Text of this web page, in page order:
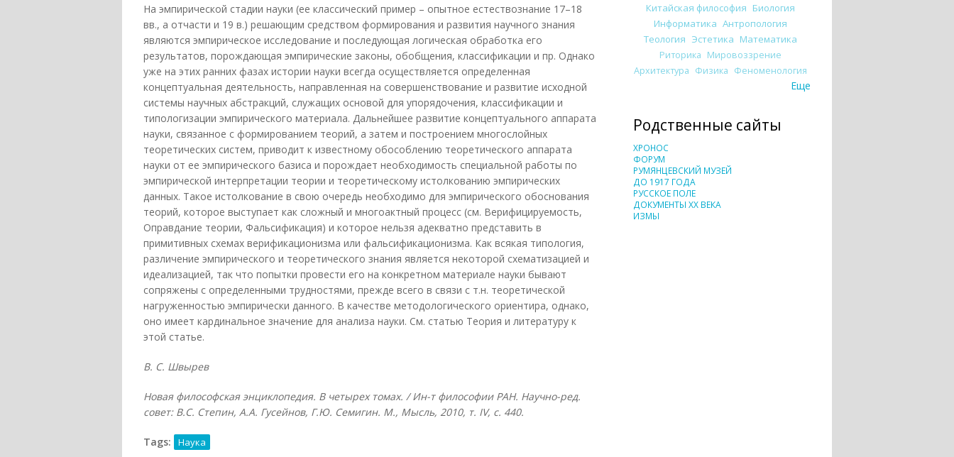
На эмпирической стадии науки (ее классический пример – опытное естествознание 17–18
вв., а отчасти и 19 в.) решающим средством формирования и развития научного знания
являются эмпирическое исследование и последующая логическая обработка его
результатов, порождающая эмпирические законы, обобщения, классификации и пр. Однако
уже на этих ранних фазах истории науки всегда осуществляется определенная
концептуальная деятельность, направленная на совершенствование и развитие исходной
системы научных абстракций, служащих основой для упорядочения, классификации и
типологизации эмпирического материала. Дальнейшее развитие концептуального аппарата
науки, связанное с формированием теорий, а затем и построением многослойных
теоретических систем, приводит к известному обособлению теоретического аппарата
науки от ее эмпирического базиса и порождает необходимость специальной работы по
эмпирической интерпретации теории и теоретическому истолкованию эмпирических
данных. Такое истолкование в свою очередь необходимо для эмпирического обоснования
теорий, которое выступает как сложный и многоактный процесс (см. Верифицируемость,
Оправдание теории, Фальсификация) и которое нельзя адекватно представить в
примитивных схемах верификационизма или фальсификационизма. Как всякая типология,
различение эмпирического и теоретического знания является некоторой схематизацией и
идеализацией, так что попытки провести его на конкретном материале науки бывают
сопряжены с определенными трудностями, прежде всего в связи с т.н. теоретической
нагруженностью эмпирически данного. В качестве методологического ориентира, однако,
оно имеет кардинальное значение для анализа науки. См. статью Теория и литературу к
этой статье.
В. С. Швырев
Новая философская энциклопедия. В четырех томах. / Ин-т философии РАН. Научно-ред.
совет: В.С. Степин, А.А. Гусейнов, Г.Ю. Семигин. М., Мысль, 2010, т. IV, с. 440.
Tags: Наука
Китайская философия Биология
Информатика Антропология
Теология Эстетика Математика
Риторика Мировоззрение
Архитектура Физика Феноменология
Еще
Родственные сайты
ХРОНОС
ФОРУМ
РУМЯНЦЕВСКИЙ МУЗЕЙ
ДО 1917 ГОДА
РУССКОЕ ПОЛЕ
ДОКУМЕНТЫ XX ВЕКА
ИЗМЫ